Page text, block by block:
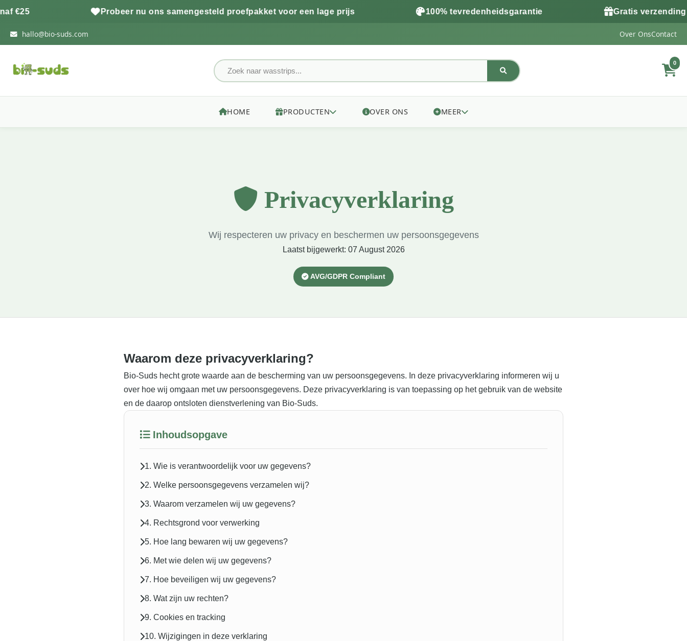
Probeer nu ons samengesteld proefpakket voor een lage prijs 100% tevredenheidsgarantie Gratis verzending
hallo@bio-suds.com Over OnsContact
0
HOME PRODUCTEN OVER ONS MEER
Privacyverklaring
Wij respecteren uw privacy en beschermen uw persoonsgegevens
Laatst bijgewerkt: 07 August 2026
AVG/GDPR Compliant
Waarom deze privacyverklaring?
Bio-Suds hecht grote waarde aan de bescherming van uw persoonsgegevens. In deze privacyverklaring informeren wij u
over hoe wij omgaan met uw persoonsgegevens. Deze privacyverklaring is van toepassing op het gebruik van de website
en de daarop ontsloten dienstverlening van Bio-Suds.
Inhoudsopgave
1. Wie is verantwoordelijk voor uw gegevens?
2. Welke persoonsgegevens verzamelen wij?
3. Waarom verzamelen wij uw gegevens?
4. Rechtsgrond voor verwerking
5. Hoe lang bewaren wij uw gegevens?
6. Met wie delen wij uw gegevens?
7. Hoe beveiligen wij uw gegevens?
8. Wat zijn uw rechten?
9. Cookies en tracking
10. Wijzigingen in deze verklaring